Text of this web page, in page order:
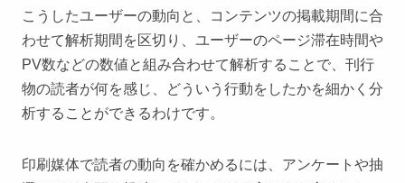
こうしたユーザーの動向と、コンテンツの掲載期間に合
わせて解析期間を区切り、ユーザーのページ滞在時間や
PV数などの数値と組み合わせて解析することで、刊行
物の読者が何を感じ、どういう行動をしたかを細かく分
析することができるわけです。
印刷媒体で読者の動向を確かめるには、アンケートや抽